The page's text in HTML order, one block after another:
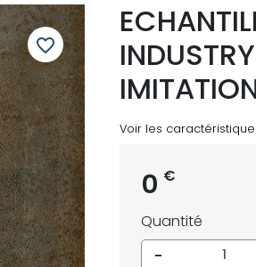
favorite_border
Voir les
0 €
Quantité
-